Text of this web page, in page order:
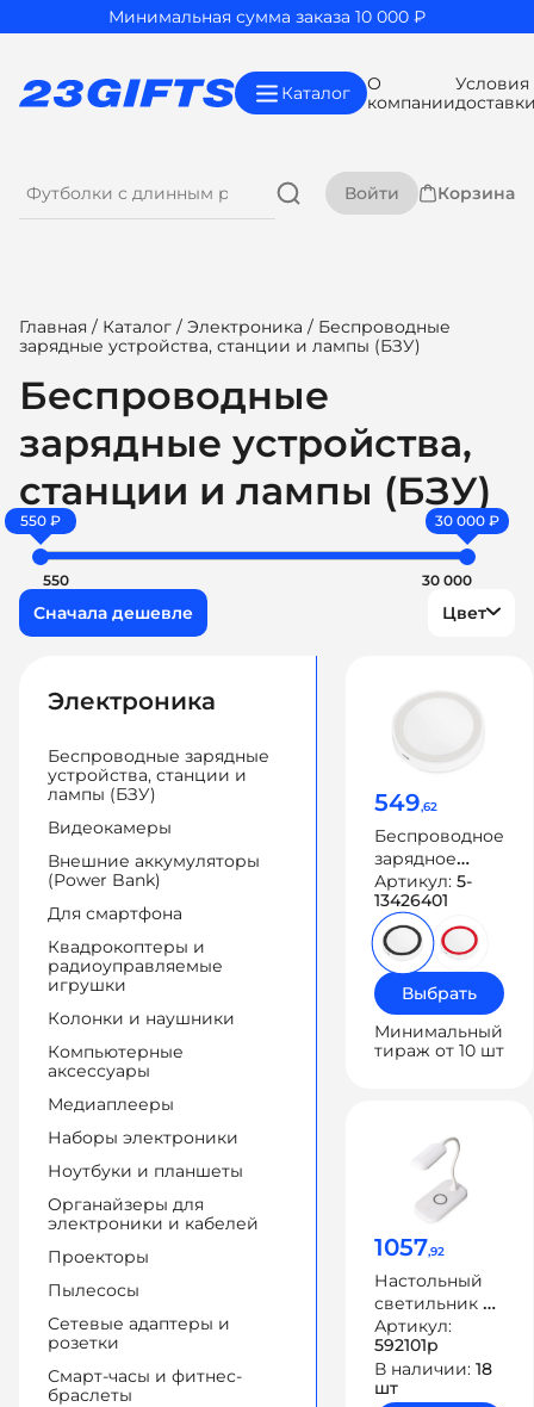
Минимальная сумма заказа 10 000 ₽
Каталог
О
компании
Условия
Войти Корзина
Главная / Каталог / Электроника / Беспроводные
зарядные устройства, станции и лампы (БЗУ)
Беспроводные
зарядные устройства,
станции и лампы (БЗУ)
550 ₽ 30 000 ₽
550 30 000
Цвет
Электроника
Беспроводные зарядные
устройства, станции и
лампы (БЗУ)
Видеокамеры
Внешние аккумуляторы
(Power Bank)
Для смартфона
Квадрокоптеры и
радиоуправляемые
игрушки
Колонки и наушники
Компьютерные
аксессуары
Медиаплееры
Наборы электроники
Ноутбуки и планшеты
Органайзеры для
электроники и кабелей
Проекторы
Пылесосы
Сетевые адаптеры и
розетки
Смарт-часы и фитнес-
браслеты
549,62
Беспроводное
зарядное
устройство
«Dot», 5 Вт
Артикул: 5-
13426401
Выбрать
Минимальный
тираж от 10 шт
1057,92
Настольный
светильник с
беспроводной
зарядкой
«Nimble», 10 Вт
Артикул:
592101p
В наличии: 18
шт